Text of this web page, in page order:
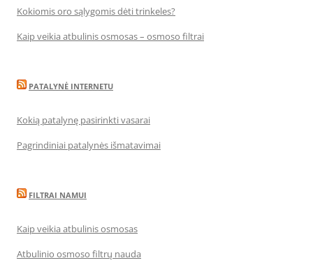
Kokiomis oro sąlygomis dėti trinkeles?
Kaip veikia atbulinis osmosas – osmoso filtrai
PATALYNĖ INTERNETU
Kokią patalynę pasirinkti vasarai
Pagrindiniai patalynės išmatavimai
FILTRAI NAMUI
Kaip veikia atbulinis osmosas
Atbulinio osmoso filtrų nauda